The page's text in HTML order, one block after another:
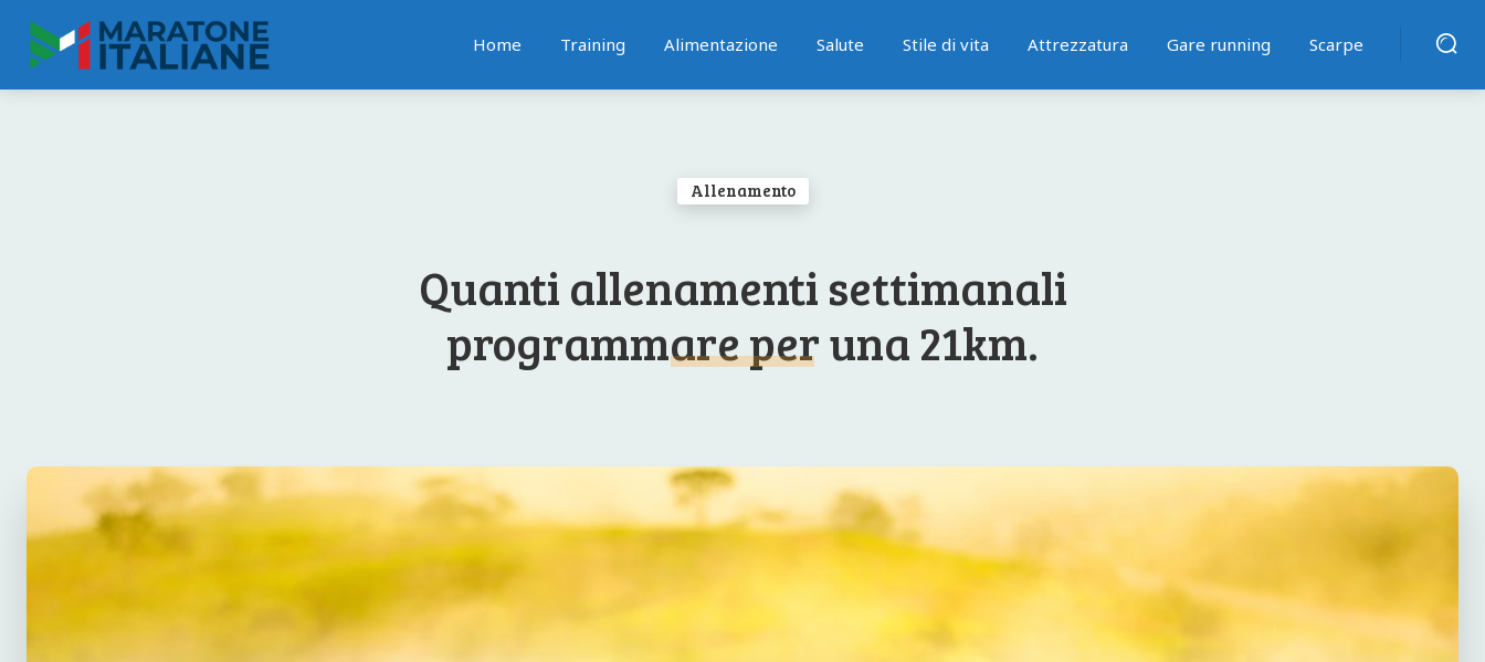
Home Training Alimentazione Salute Stile di vita Attrezzatura Gare running Scarpe
Allenamento
Quanti allenamenti settimanali
programmare per una 21km.